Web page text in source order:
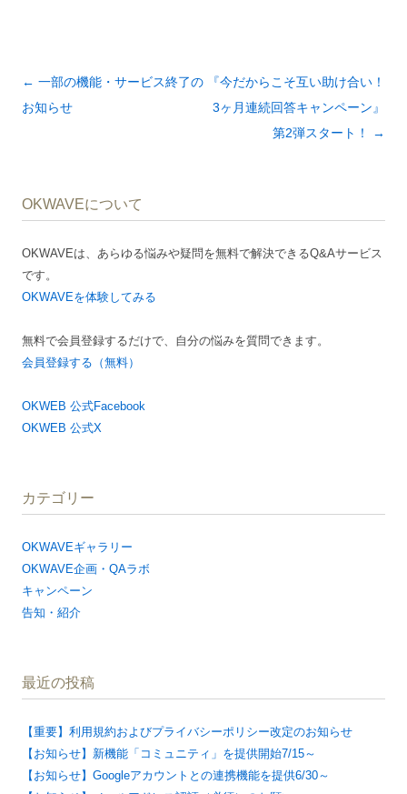
投
稿
ー
ョ
ン
← 一部の機能・サービス終了の
お知らせ
『今だからこそ互い助け合い！
3ヶ月連続回答キャンペーン』
第2弾スタート！
→
OKWAVEについて
OKWAVEは、あらゆる悩みや疑問を無料で解決できるQ&Aサービス
です。
OKWAVEを体験してみる
無料で会員登録するだけで、自分の悩みを質問できます。
会員登録する（無料）
OKWEB 公式Facebook
OKWEB 公式X
カテゴリー
OKWAVEギャラリー
OKWAVE企画・QAラボ
キャンペーン
告知・紹介
最近の投稿
【重要】利用規約およびプライバシーポリシー改定のお知らせ
【お知らせ】新機能「コミュニティ」を提供開始7/15～
【お知らせ】Googleアカウントとの連携機能を提供6/30～